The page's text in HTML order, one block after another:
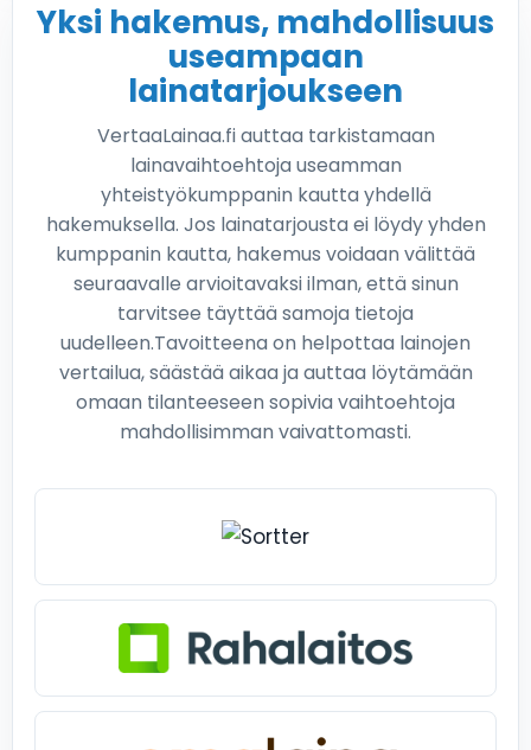
Yksi hakemus, mahdollisuus
useampaan
lainatarjoukseen
VertaaLainaa.fi auttaa tarkistamaan
lainavaihtoehtoja useamman
yhteistyökumppanin kautta yhdellä
hakemuksella. Jos lainatarjousta ei löydy yhden
kumppanin kautta, hakemus voidaan välittää
seuraavalle arvioitavaksi ilman, että sinun
tarvitsee täyttää samoja tietoja
uudelleen.Tavoitteena on helpottaa lainojen
vertailua, säästää aikaa ja auttaa löytämään
omaan tilanteeseen sopivia vaihtoehtoja
mahdollisimman vaivattomasti.